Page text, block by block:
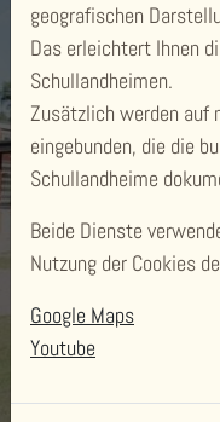
geografischen
Das erleichtert Ihnen
Schullandheimen.
Zusätzlich werden auf
eingebunden, die die
Schullandheime
Beide Dienste
Nutzung der Cookies
Google Maps
Youtube